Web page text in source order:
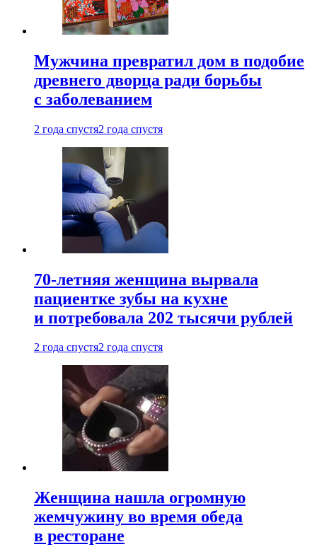
Мужчина превратил дом в подобие
древнего дворца ради борьбы
с заболеванием
2 года спустя2 года спустя
70-летняя женщина вырвала
пациентке зубы на кухне
и потребовала 202 тысячи рублей
2 года спустя2 года спустя
Женщина нашла огромную
жемчужину во время обеда
в ресторане